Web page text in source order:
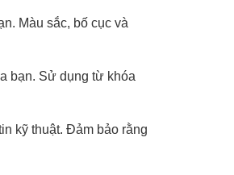
Màu sắc, bố cục và
bạn. Sử dụng từ khóa
kỹ thuật. Đảm bảo rằng